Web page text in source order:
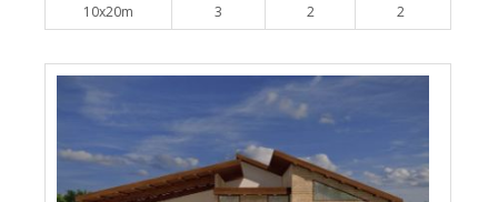
10x20m 3 2 2